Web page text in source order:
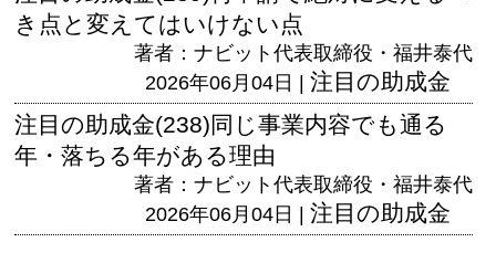
き点と変えてはいけない点
著者：ナビット代表取締役・福井泰代
2026年06月04日 | 注目の助成金
注目の助成金(238)同じ事業内容でも通る
年・落ちる年がある理由
著者：ナビット代表取締役・福井泰代
2026年06月04日 | 注目の助成金